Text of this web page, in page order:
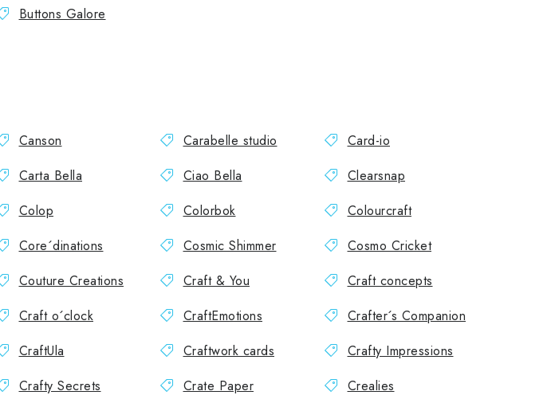
Buttons Galore
Canson Carabelle studio
Card-io
Carta Bella Ciao Bella
Clearsnap
Colop Colorbok
Colourcraft
Core´dinations Cosmic Shimmer
Cosmo Cricket
Couture Creations Craft & You
Craft concepts
Craft o´clock CraftEmotions
Crafter´s Companion
CraftUla Craftwork cards
Crafty Impressions
Crafty Secrets Crate Paper
Crealies